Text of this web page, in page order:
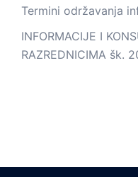
Termini održavanja
INFORMACIJE I
RAZREDNICIMA šk.